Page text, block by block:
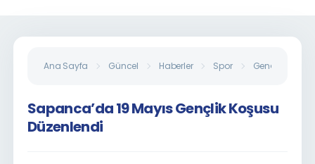
Ana Sayfa Güncel Haberler Spor Gençler
Sapanca’da 19 Mayıs Gençlik Koşusu
Düzenlendi